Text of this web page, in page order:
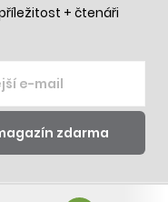
+ čtenáři